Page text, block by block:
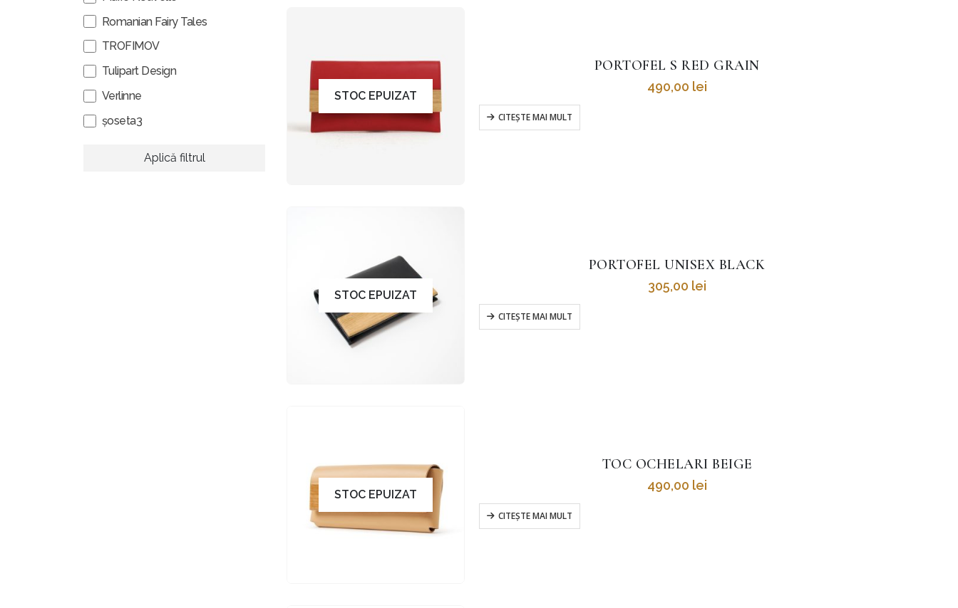
STOC EPUIZAT
PORTOFEL S RED GRAIN
490,00 lei
CITEȘTE MAI MULT
STOC EPUIZAT
PORTOFEL UNISEX BLACK
305,00 lei
CITEȘTE MAI MULT
STOC EPUIZAT
TOC OCHELARI BEIGE
490,00 lei
CITEȘTE MAI MULT
Romanian Fairy Tales
TROFIMOV
Tulipart Design
Verlinne
șoseta3
Aplică filtrul